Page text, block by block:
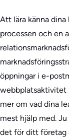
Att lära känna
processen och en
öppningar i e-
webbplatsaktivitet
mer om vad dina
mest hjälp med.
det för ditt företag